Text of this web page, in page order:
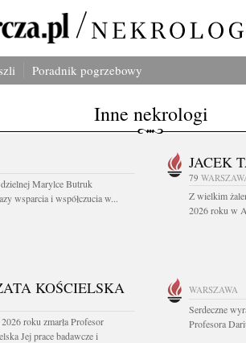
Poradnik pogrzebowy
Inne nekrologi
Marylce Butruk
wsparcia i współczucia w...
JACEK
79
Z wielkim
2026 roku w
KOŚCIELSKA
roku zmarła Profesor
Jej prace badawcze i
WARSZAWA
Serdeczne
Profesora